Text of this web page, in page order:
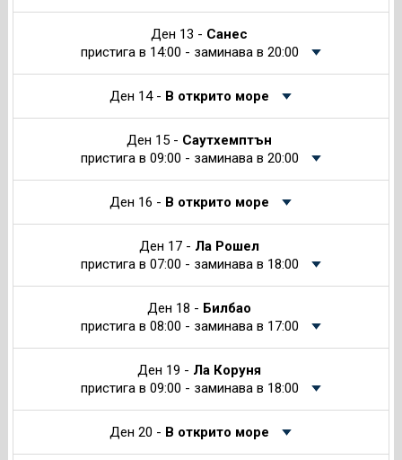
Ден 13 - Санес
пристига в 14:00 - заминава в 20:00
Ден 14 - В открито море
Ден 15 - Саутхемптън
пристига в 09:00 - заминава в 20:00
Ден 16 - В открито море
Ден 17 - Ла Рошел
пристига в 07:00 - заминава в 18:00
Ден 18 - Билбао
пристига в 08:00 - заминава в 17:00
Ден 19 - Ла Коруня
пристига в 09:00 - заминава в 18:00
Ден 20 - В открито море